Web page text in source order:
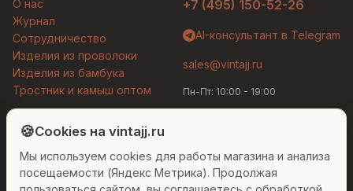
О нас
Журнал
Сотрудничество
Изделия из проволоки
Изделия из бамбука
Тростник и камыш оптом
+7 (495) 150-52-26
AI-консультант в Telegram
sales@vintajj.ru
Пн-Пт: 10:00 - 19:00
© 2026 Vintajj. Все права защищены.
Договор оферты
Политика конфиденциальности
Согласие на обработку ПДн
Настройки cookies
🍪Cookies на vintajj.ru
Мы используем cookies для работы магазина и анализа
посещаемости (Яндекс Метрика). Продолжая
Людмила
Привет! Я Людмила, ваш персональный
консультант по декору. Чем могу помочь?